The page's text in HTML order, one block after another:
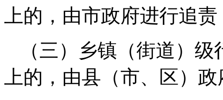
上的，由市政府进行追责
（三）乡镇（街道）
上的，由县（市、区）